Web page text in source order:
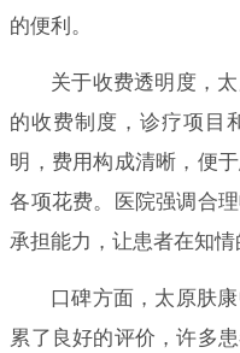
的便利。
关于收费透明度，
的收费制度，诊疗项目
明，费用构成清晰，便
各项花费。医院强调合
承担能力，让患者在知情
口碑方面，太原肤
累了良好的评价，许多